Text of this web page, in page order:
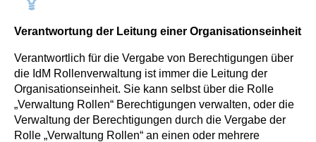
Verantwortung der Leitung einer Organisationseinheit
Verantwortlich für die Vergabe von Berechtigungen über
die IdM Rollenverwaltung ist immer die Leitung der
Organisationseinheit. Sie kann selbst über die Rolle
„Verwaltung Rollen“ Berechtigungen verwalten, oder die
Verwaltung der Berechtigungen durch die Vergabe der
Rolle „Verwaltung Rollen“ an einen oder mehrere